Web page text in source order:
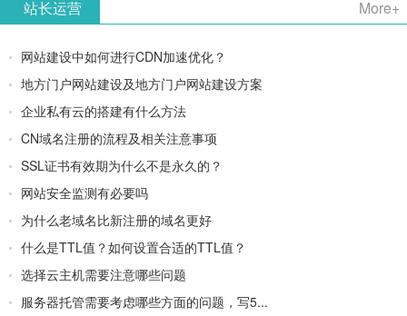
站长运营 More+
网站建设中如何进行CDN加速优化？
地方门户网站建设及地方门户网站建设方案
企业私有云的搭建有什么方法
CN域名注册的流程及相关注意事项
SSL证书有效期为什么不是永久的？
网站安全监测有必要吗
为什么老域名比新注册的域名更好
什么是TTL值？如何设置合适的TTL值？
选择云主机需要注意哪些问题
服务器托管需要考虑哪些方面的问题，写5...